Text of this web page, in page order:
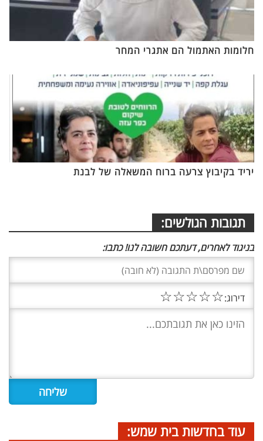
חלומות האתמול הם אתגרי המחר
יריד בקיבוץ צרעה ברוח המשאלה של לבנת
תגובות הגולשים:
בניגוד לאחרים, דעתכם חשובה לנו! כתבו:
דירוג:☆
☆
☆
☆
☆
עוד בחדשות בית שמש: